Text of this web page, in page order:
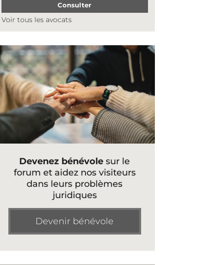
Consulter
Voir tous les avocats
Devenez bénévole sur le
forum et aidez nos visiteurs
dans leurs problèmes
juridiques
Devenir bénévole